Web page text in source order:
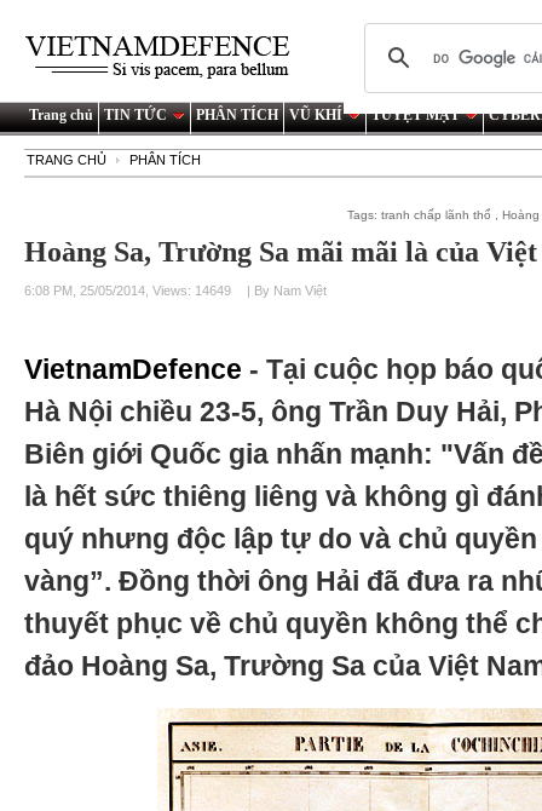
Trang chủ TIN TỨC PHÂN TÍCH VŨ KHÍ TUYỆT MẬT
TRANG CHỦ PHÂN TÍCH
Tags:tranh chấp lãnh thổ ,Hoàng
Hoàng Sa, Trường Sa mãi mãi là của
6:08 PM, 25/05/2014, Views: 14649 | By Nam Việt
VietnamDefence - Tại cuộc họp báo
Hà Nội chiều 23-5, ông Trần Duy Hải,
Biên giới Quốc gia nhấn mạnh: "Vấn
là hết sức thiêng liêng và không gì
quý nhưng độc lập tự do và chủ
vàng”. Đồng thời ông Hải đã đưa ra
thuyết phục về chủ quyền không thể
đảo Hoàng Sa, Trường Sa của Việt